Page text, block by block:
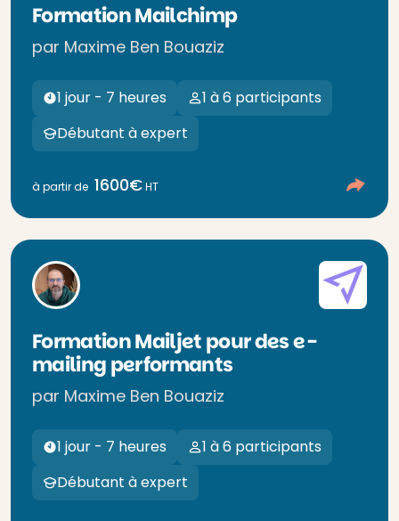
Formation Mailchimp
par Maxime Ben Bouaziz
1 jour - 7 heures
1 à 6 participants
Débutant à expert
à partir de 1600€HT
Formation Mailjet pour des e-
mailing performants
par Maxime Ben Bouaziz
1 jour - 7 heures
1 à 6 participants
Débutant à expert